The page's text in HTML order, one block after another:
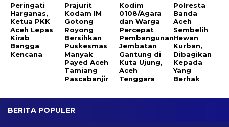
Peringati
Harganas,
Ketua PKK
Aceh Lepas
Kirab
Bangga
Kencana
Prajurit
Kodam IM
Gotong
Royong
Bersihkan
Puskesmas
Manyak
Payed Aceh
Tamiang
Pascabanjir
Kodim
0108/Agara
dan Warga
Percepat
Pembangunan
Jembatan
Gantung di
Kuta Ujung,
Aceh
Tenggara
Polresta
Banda
Aceh
Sembelih
Hewan
Kurban,
Dibagikan
Kepada
Yang
Berhak
BERITA POPULER